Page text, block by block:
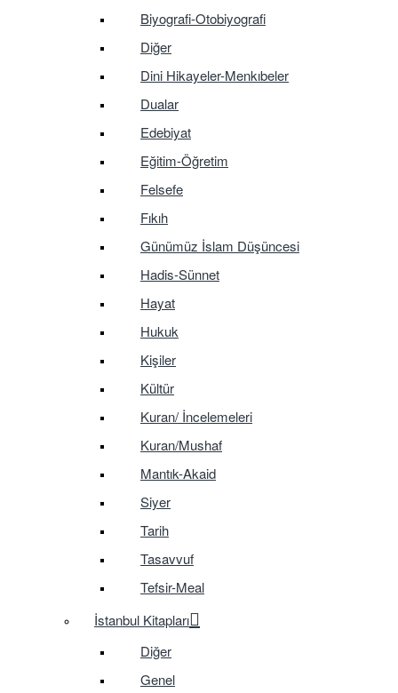
Biyografi-Otobiyografi
Diğer
Dini Hikayeler-Menkıbeler
Dualar
Edebiyat
Eğitim-Öğretim
Felsefe
Fıkıh
Günümüz İslam Düşüncesi
Hadis-Sünnet
Hayat
Hukuk
Kişiler
Kültür
Kuran/ İncelemeleri
Kuran/Mushaf
Mantık-Akaid
Siyer
Tarih
Tasavvuf
Tefsir-Meal
İstanbul Kitapları
Diğer
Genel